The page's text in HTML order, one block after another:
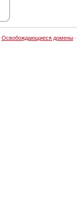
Освобождающиеся домены·